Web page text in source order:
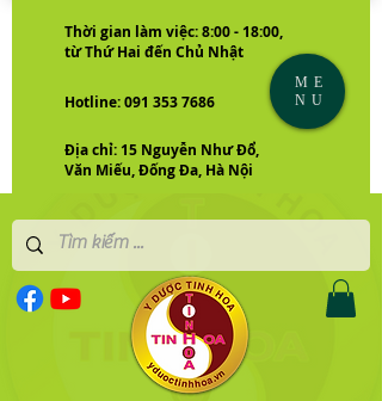
Thời gian làm việc: 8:00 - 18:00,
từ Thứ Hai đến Chủ Nhật
Hotline: 091 353 7686
Địa chỉ: 15 Nguyễn Như Đổ,
Văn Miếu, Đống Đa, Hà Nội
ME
NU